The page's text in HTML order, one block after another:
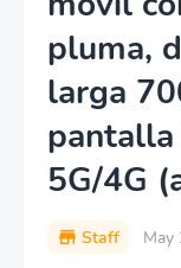
pluma,
larga
5G/4G
Staff May